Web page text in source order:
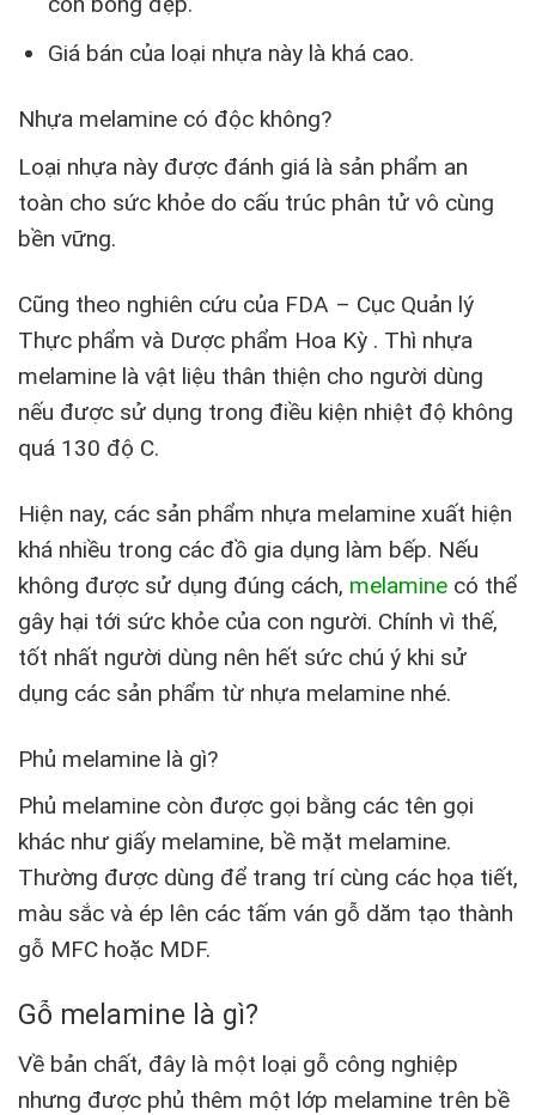
Giá bán của loại nhựa này là khá cao.
Nhựa melamine có độc không?
Loại nhựa này được đánh giá là sản phẩm an
toàn cho sức khỏe do cấu trúc phân tử vô cùng
bền vững.
Cũng theo nghiên cứu của FDA – Cục Quản lý
Thực phẩm và Dược phẩm Hoa Kỳ . Thì nhựa
melamine là vật liệu thân thiện cho người dùng
nếu được sử dụng trong điều kiện nhiệt độ không
quá 130 độ C.
Hiện nay, các sản phẩm nhựa melamine xuất hiện
khá nhiều trong các đồ gia dụng làm bếp. Nếu
không được sử dụng đúng cách, melamine có thể
gây hại tới sức khỏe của con người. Chính vì thế,
tốt nhất người dùng nên hết sức chú ý khi sử
dụng các sản phẩm từ nhựa melamine nhé.
Phủ melamine là gì?
Phủ melamine còn được gọi bằng các tên gọi
khác như giấy melamine, bề mặt melamine.
Thường được dùng để trang trí cùng các họa tiết,
màu sắc và ép lên các tấm ván gỗ dăm tạo thành
gỗ MFC hoặc MDF.
Gỗ melamine là gì?
Về bản chất, đây là một loại gỗ công nghiệp
nhưng được phủ thêm một lớp melamine trên bề